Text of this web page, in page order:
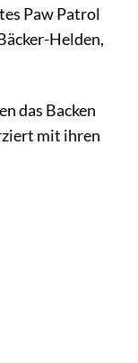
Paw Patrol
Helden,
das Backen
mit ihren